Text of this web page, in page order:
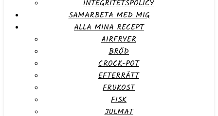
INTEGRITETSPOLICY
SAMARBETA MED MIG
ALLA MINA RECEPT
AIRFRYER
BRÖD
CROCK-POT
EFTERRÄTT
FRUKOST
FISK
JULMAT